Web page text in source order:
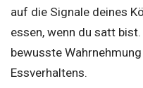
auf die Signale deines
essen, wenn du satt
bewusste
Essverhaltens.